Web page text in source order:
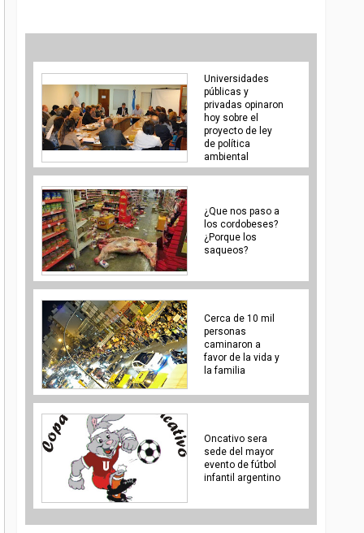
Universidades
públicas y
privadas opinaron
hoy sobre el
proyecto de ley
de política
¿Que nos paso a
los cordobeses?
¿Porque los
saqueos?
Cerca de 10 mil
personas
caminaron a
favor de la vida y
la familia
Oncativo sera
sede del mayor
evento de fútbol
infantil argentino